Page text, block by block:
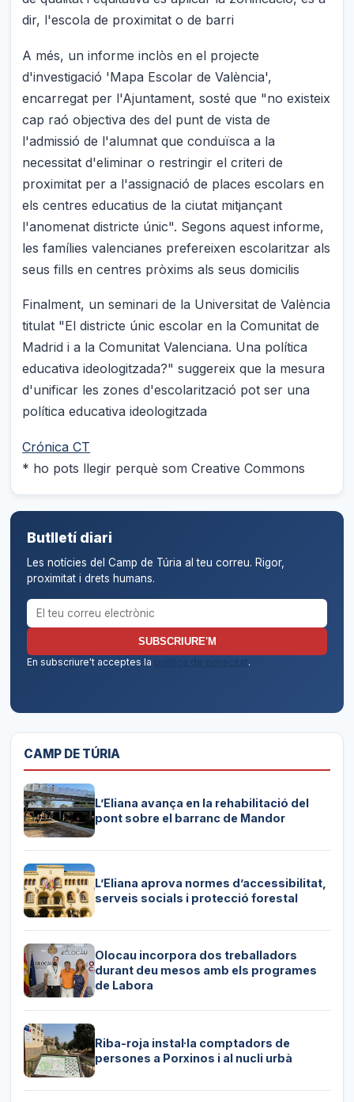
dir, l'escola de proximitat o de barri
A més, un informe inclòs en el projecte
d'investigació 'Mapa Escolar de València',
encarregat per l'Ajuntament, sosté que "no existeix
cap raó objectiva des del punt de vista de
l'admissió de l'alumnat que conduïsca a la
necessitat d'eliminar o restringir el criteri de
proximitat per a l'assignació de places escolars en
els centres educatius de la ciutat mitjançant
l'anomenat districte únic". Segons aquest informe,
les famílies valencianes prefereixen escolaritzar als
seus fills en centres pròxims als seus domicilis
Finalment, un seminari de la Universitat de València
titulat "El districte únic escolar en la Comunitat de
Madrid i a la Comunitat Valenciana. Una política
educativa ideologitzada?" suggereix que la mesura
d'unificar les zones d'escolarització pot ser una
política educativa ideologitzada
Crónica CT
* ho pots llegir perquè som Creative Commons
Butlletí diari
Les notícies del Camp de Túria al teu correu. Rigor,
proximitat i drets humans.
Correu electrònic per al butlletí
SUBSCRIURE'M
En subscriure't acceptes la
política de privacitat.
CAMP DE TÚRIA
L’Eliana avança en la rehabilitació del
pont sobre el barranc de Mandor
L’Eliana aprova normes d’accessibilitat,
serveis socials i protecció forestal
Olocau incorpora dos treballadors
durant deu mesos amb els programes
de Labora
Riba-roja instal·la comptadors de
persones a Porxinos i al nucli urbà